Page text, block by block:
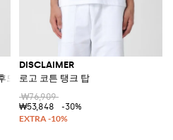
드티
DISCLAIMER
로고 코튼 탱크 탑
₩76,909
₩53,848
-30%